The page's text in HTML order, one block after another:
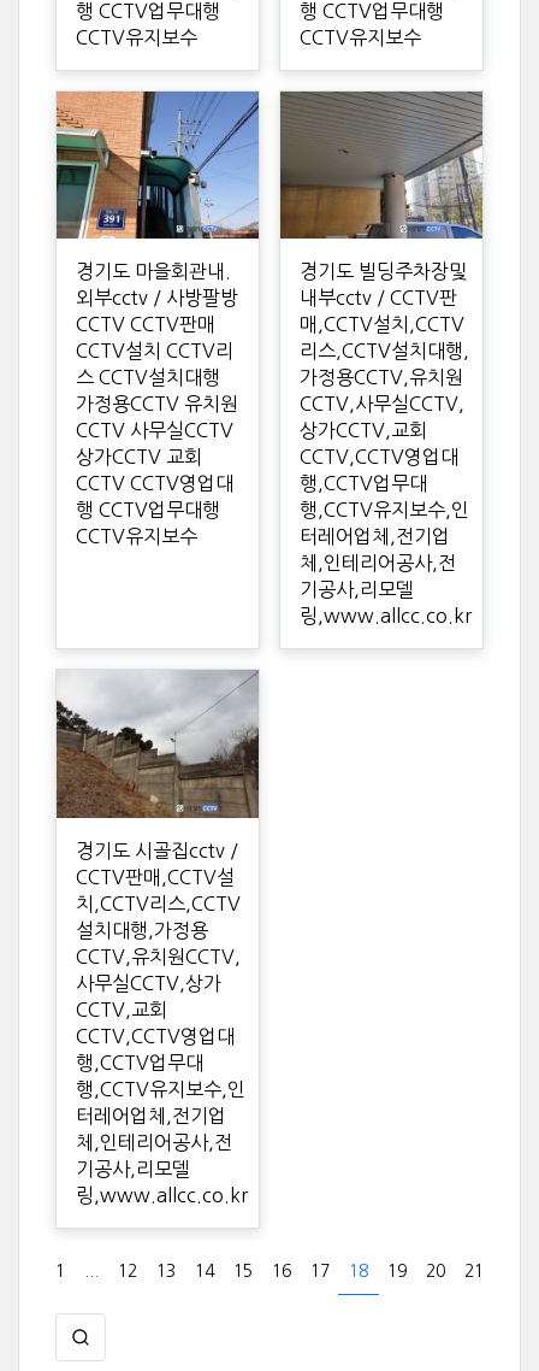
행 CCTV업무대행
CCTV유지보수
행 CCTV업무대행
CCTV유지보수
경기도 마을회관내.
외부cctv / 사방팔방
CCTV CCTV판매
CCTV설치 CCTV리
스 CCTV설치대행
가정용CCTV 유치원
CCTV 사무실CCTV
상가CCTV 교회
CCTV CCTV영업대
행 CCTV업무대행
CCTV유지보수
경기도 빌딩주차장및
내부cctv / CCTV판
매,CCTV설치,CCTV
리스,CCTV설치대행,
가정용CCTV,유치원
CCTV,사무실CCTV,
상가CCTV,교회
CCTV,CCTV영업대
행,CCTV업무대
행,CCTV유지보수,인
터레어업체,전기업
체,인테리어공사,전
기공사,리모델
링,www.allcc.co.kr
경기도 시골집cctv /
CCTV판매,CCTV설
치,CCTV리스,CCTV
설치대행,가정용
CCTV,유치원CCTV,
사무실CCTV,상가
CCTV,교회
CCTV,CCTV영업대
행,CCTV업무대
행,CCTV유지보수,인
터레어업체,전기업
체,인테리어공사,전
기공사,리모델
링,www.allcc.co.kr
1 12 13 14 15 16 17 18 19 20 21